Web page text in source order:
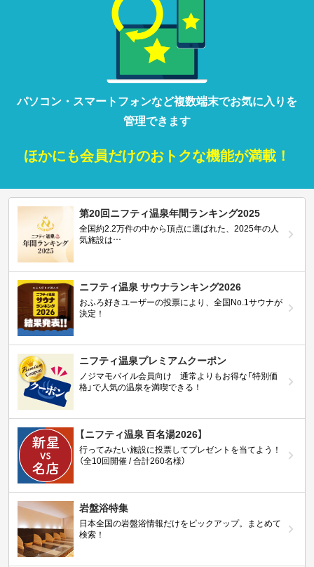
パソコン・ スマートフォンなど複数端末でお気に入りを
管理できます
ほかにも会員だけのおトクな機能が満載！
第20回ニフティ温泉年間ランキング2025
全国約2.2万件の中から頂点に選ばれた、2025年の人
気施設は…
ニフティ温泉 サウナランキング2026
おふろ好きユーザーの投票により、全国No.1サウナが
決定！
ニフティ温泉プレミアムクーポン
ノジマモバイル会員向け 通常よりもお得な「特別価
格」で人気の温泉を満喫できる！
【ニフティ温泉 百名湯2026】
行ってみたい施設に投票してプレゼントを当てよう！
（全10回開催 / 合計260名様）
岩盤浴特集
日本全国の岩盤浴情報だけをピックアップ。まとめて
検索！